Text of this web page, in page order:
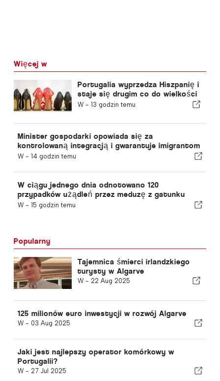
Więcej w
Portugalia wyprzedza Hiszpanię i
staje się drugim co do wielkości
producentem obuwia w Europie
W - 13 godzin temu
Minister gospodarki opowiada się za
kontrolowaną integracją i gwarantuje imigrantom
przyspieszoną ścieżkę procedury
W - 14 godzin temu
W ciągu jednego dnia odnotowano 120
przypadków użądleń przez meduzę z gatunku
„portugalska meduza”
W - 15 godzin temu
Popularny
Tajemnica śmierci irlandzkiego
turysty w Algarve
W - 22 Aug 2025
125 milionów euro inwestycji w rozwój Algarve
W - 03 Aug 2025
Jaki jest najlepszy operator komórkowy w
Portugalii?
W - 27 Jul 2025